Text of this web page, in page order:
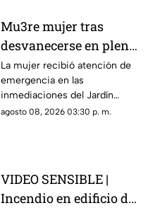
Mu3re mujer tras
desvanecerse en plena
vía pública en el Centro
Histórico de Querétaro
La mujer recibió atención de
emergencia en las
inmediaciones del Jardín
Corregidora, pero los
agosto 08, 2026 03:30 p. m.
VIDEO SENSIBLE |
Incendio en edificio de